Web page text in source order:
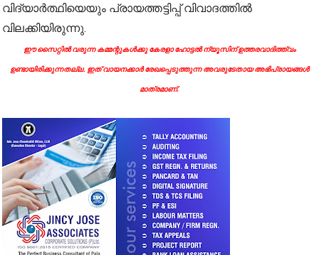
വിദ്യാർത്ഥിയെയും പ്രായത്തട്ടിപ്പ് വിവാദത്തിൽ
വിലക്കിയിരുന്നു.
ഈ സൈറ്റിൽ വരുന്ന കമ്മന്റുകൾക്കു കേരളാ ഹോട്ടൽ ന്യൂസിന് ഉത്തരവാദിത്ത്വം
ഉണ്ടായിരിക്കുന്നതല്ല. ഇത് വായനക്കാർ രേഖപ്പെടുത്തുന്ന അവരുടേതായ അഭിപ്രായങ്ങൾ
മാത്രമാണ്.